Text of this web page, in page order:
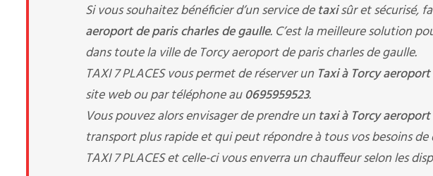
Si vous souhaitez bénéficier d’un service detaxisûr et sécurisé,
aeroport de paris charles de gaulle. C’est la meilleure solution
dans toute la ville de Torcy aeroport de paris charles de gaulle.
TAXI 7 PLACES vous permet de réserver un Taxi à Torcy
site web ou par téléphone au0695959523.
Vous pouvez alors envisager de prendre un taxi à Torcy
transport plus rapide et qui peut répondre à tous vos besoins
TAXI 7 PLACES et celle-ci vous enverra un chauffeur selon les